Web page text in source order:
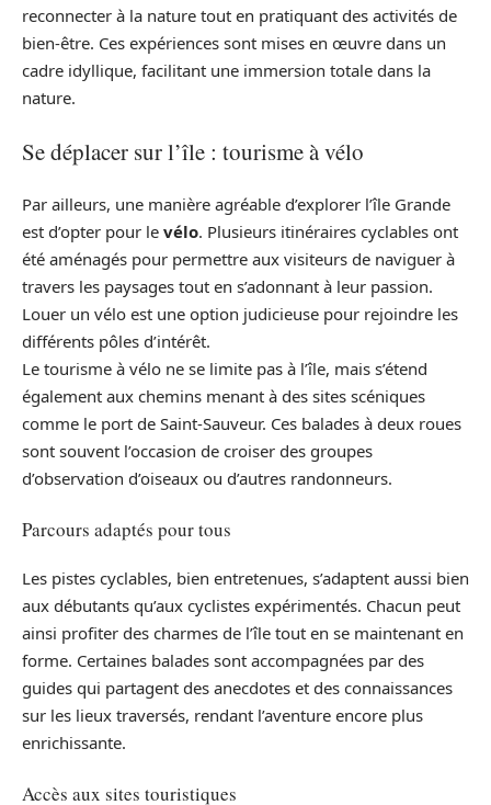
reconnecter à la nature tout en pratiquant des activités de
bien-être. Ces expériences sont mises en œuvre dans un
cadre idyllique, facilitant une immersion totale dans la
nature.
Se déplacer sur l’île : tourisme à vélo
Par ailleurs, une manière agréable d’explorer l’île Grande
est d’opter pour le vélo. Plusieurs itinéraires cyclables ont
été aménagés pour permettre aux visiteurs de naviguer à
travers les paysages tout en s’adonnant à leur passion.
Louer un vélo est une option judicieuse pour rejoindre les
différents pôles d’intérêt.
Le tourisme à vélo ne se limite pas à l’île, mais s’étend
également aux chemins menant à des sites scéniques
comme le port de Saint-Sauveur. Ces balades à deux roues
sont souvent l’occasion de croiser des groupes
d’observation d’oiseaux ou d’autres randonneurs.
Parcours adaptés pour tous
Les pistes cyclables, bien entretenues, s’adaptent aussi bien
aux débutants qu’aux cyclistes expérimentés. Chacun peut
ainsi profiter des charmes de l’île tout en se maintenant en
forme. Certaines balades sont accompagnées par des
guides qui partagent des anecdotes et des connaissances
sur les lieux traversés, rendant l’aventure encore plus
enrichissante.
Accès aux sites touristiques